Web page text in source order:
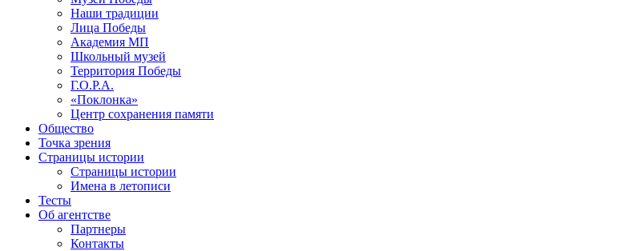
Наши традиции
Лица Победы
Академия МП
Школьный музей
Территория Победы
Г.О.Р.А.
«Поклонка»
Центр сохранения памяти
Общество
Точка зрения
Страницы истории
Страницы истории
Имена в летописи
Тесты
Об агентстве
Партнеры
Контакты